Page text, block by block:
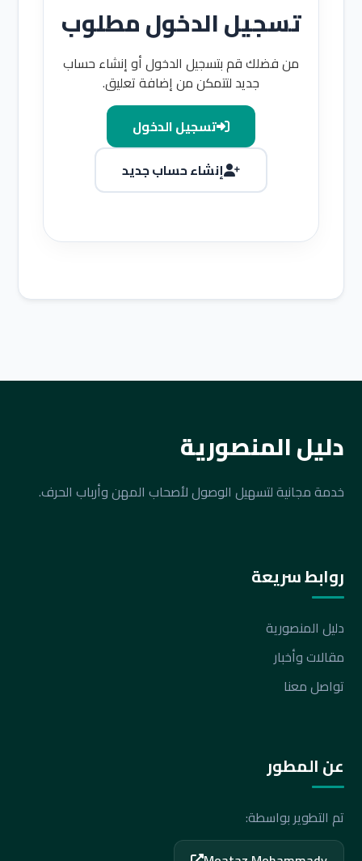
تسجيل الدخول مطلوب
من فضلك قم بتسجيل الدخول أو إنشاء حساب
جديد لتتمكن من إضافة تعليق.
تسجيل الدخول
إنشاء حساب جديد
دليل المنصورية
خدمة مجانية لتسهيل الوصول لأصحاب المهن وأرباب الحرف.
روابط سريعة
دليل المنصورية
مقالات وأخبار
تواصل معنا
عن المطور
تم التطوير بواسطة: